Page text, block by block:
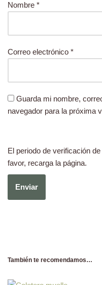
Nombre *
Correo electrónico *
Guarda mi nombre,
navegador para la próxima
El periodo de verificación
favor, recarga la página.
También te recomendamos…